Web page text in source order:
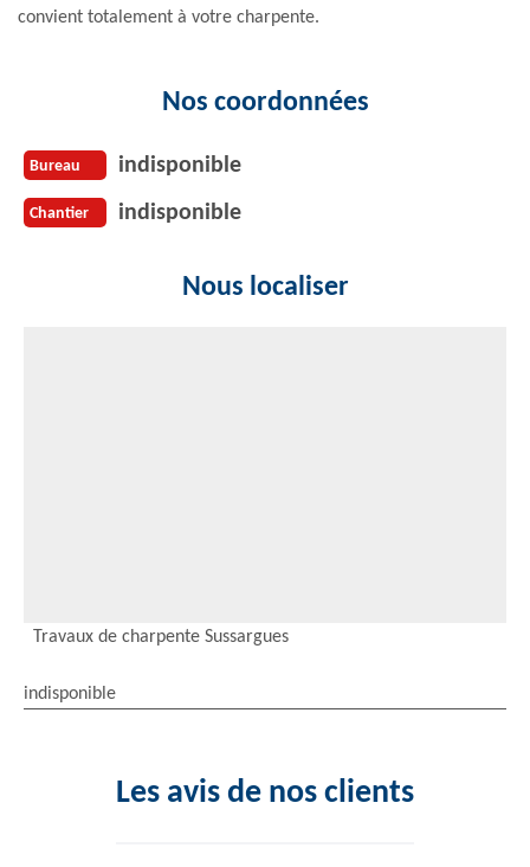
convient totalement à votre charpente.
Nos coordonnées
Bureau indisponible
Chantier indisponible
Nous localiser
Travaux de charpente Sussargues
indisponible
Les avis de nos clients